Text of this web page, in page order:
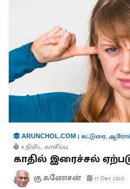
ARUNCHOL.COM | கட்டுரை,
4 நிமிட வாசிப்பு
காதில் இரைச்சல்
கு.கணேசன் 17 Dec 2023